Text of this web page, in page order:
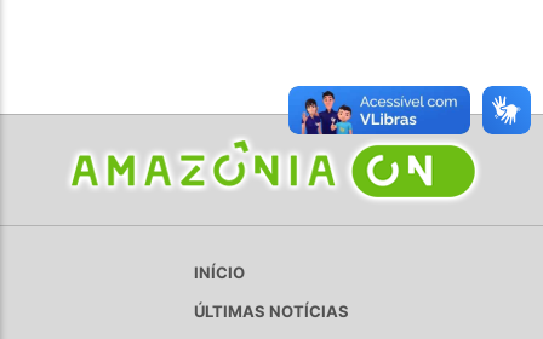
INÍCIO
ÚLTIMAS NOTÍCIAS